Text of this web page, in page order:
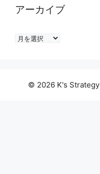
アーカイブ
ア
© 2026 K's Strategy